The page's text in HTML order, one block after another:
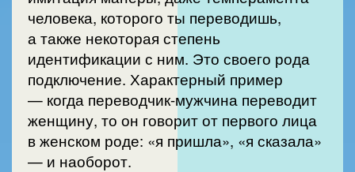
человека, которого ты переводишь,
а также некоторая степень
идентификации с ним. Это своего рода
подключение. Характерный пример
— когда переводчик-мужчина переводит
женщину, то он говорит от первого лица
в женском роде: «я пришла», «я сказала»
— и наоборот.